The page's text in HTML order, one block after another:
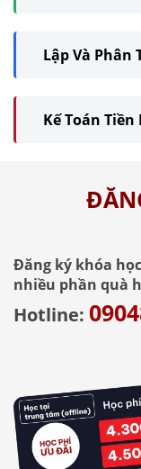
Lập Và Phân
Kế Toán
Đăng ký khóa
nhiều phần quà
Hotline: